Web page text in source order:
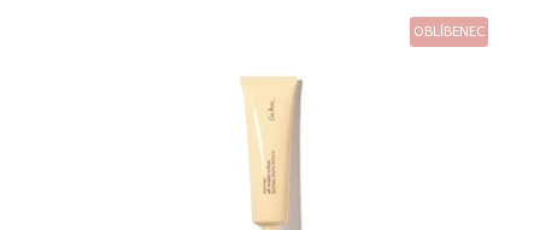
OBLÍBENEC